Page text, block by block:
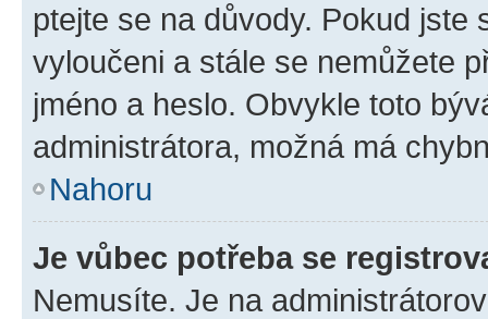
ptejte se na důvody. Pokud jste
vyloučeni a stále se nemůžete
jméno a heslo. Obvykle toto
administrátora, možná má
Nahoru
Je vůbec potřeba se
Nemusíte. Je na